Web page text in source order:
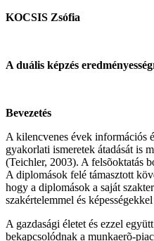
KOCSIS Zsófia
A duális képzés
Bevezetés
A kilencvenes évek információs
gyakorlati ismeretek átadását is
(Teichler, 2003). A felsõoktatás
A diplomások felé támasztott
hogy a diplomások a saját
szakértelemmel és
A gazdasági életet és ezzel
bekapcsolódnak a munkaerõ-